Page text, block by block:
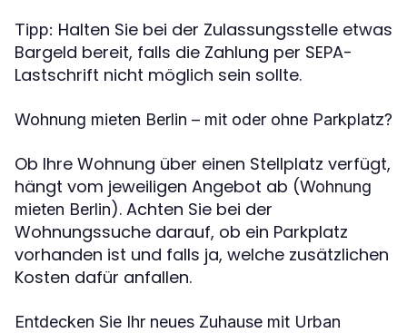
Tipp: Halten Sie bei der Zulassungsstelle etwas
Bargeld bereit, falls die Zahlung per SEPA-
Lastschrift nicht möglich sein sollte.
Wohnung mieten Berlin – mit oder ohne Parkplatz?
Ob Ihre Wohnung über einen Stellplatz verfügt,
hängt vom jeweiligen Angebot ab (Wohnung
mieten Berlin). Achten Sie bei der
Wohnungssuche darauf, ob ein Parkplatz
vorhanden ist und falls ja, welche zusätzlichen
Kosten dafür anfallen.
Entdecken Sie Ihr neues Zuhause mit Urban